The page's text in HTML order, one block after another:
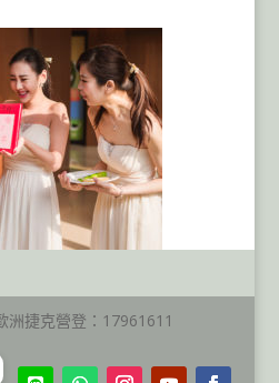
洲捷克營登：17961611